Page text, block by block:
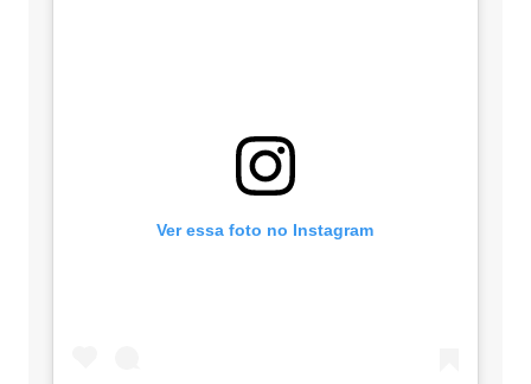
Ver essa foto no Instagram